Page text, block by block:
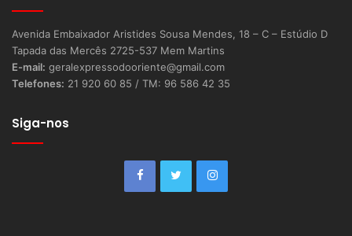
Avenida Embaixador Aristides Sousa Mendes, 18 – C – Estúdio D
Tapada das Mercês 2725-537 Mem Martins
E-mail: geralexpressodooriente@gmail.com
Telefones: 21 920 60 85 / TM: 96 586 42 35
Siga-nos